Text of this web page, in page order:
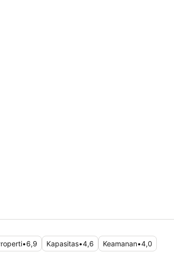
•6,9 Kapasitas•4,6 Keamanan•4,0